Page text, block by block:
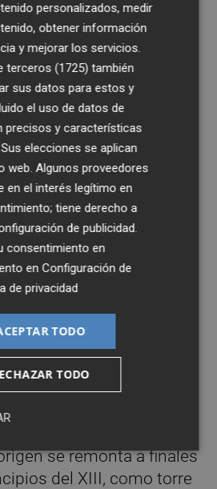
Vila asegurando su
estructural y
monumento". Tusón
objetivo de la
la torre y
apertura a visitas,
espacio accesible y de
decisivo para
clave de nuestra
cultural, y para abrirlo a
lugar de conocimiento y
la alcaldesa.
de la Vila se encuentra al
Camp de Túria,
particulares por tres de
se remonta a finales
del XIII, como torre
personalizados, medir
obtener información
y mejorar los servicios.
terceros (1725) también
sus datos para estos y
el uso de datos de
precisos y características
elecciones se aplican
web. Algunos proveedores
en el interés legítimo en
tiene derecho a
de publicidad.
consentimiento en
enConfiguración de
de privacidad
TODO
TODO